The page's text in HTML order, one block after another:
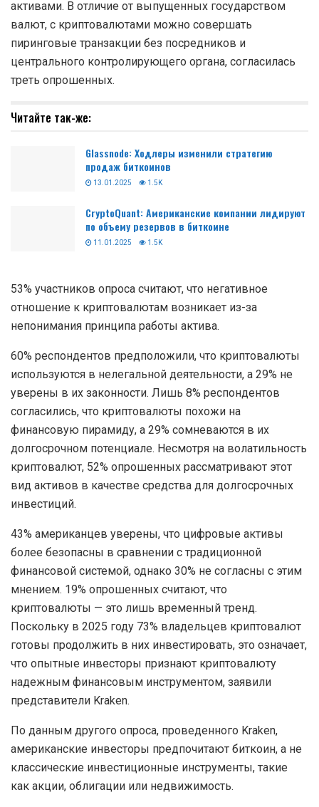
активами. В отличие от выпущенных государством
валют, с криптовалютами можно совершать
пиринговые транзакции без посредников и
центрального контролирующего органа, согласилась
треть опрошенных.
Читайте так-же:
Glassnode: Ходлеры изменили стратегию
продаж биткоинов
13.01.2025 1.5K
CryptoQuant: Американские компании лидируют
по объему резервов в биткоине
11.01.2025 1.5K
53% участников опроса считают, что негативное
отношение к криптовалютам возникает из-за
непонимания принципа работы актива.
60% респондентов предположили, что криптовалюты
используются в нелегальной деятельности, а 29% не
уверены в их законности. Лишь 8% респондентов
согласились, что криптовалюты похожи на
финансовую пирамиду, а 29% сомневаются в их
долгосрочном потенциале. Несмотря на волатильность
криптовалют, 52% опрошенных рассматривают этот
вид активов в качестве средства для долгосрочных
инвестиций.
43% американцев уверены, что цифровые активы
более безопасны в сравнении с традиционной
финансовой системой, однако 30% не согласны с этим
мнением. 19% опрошенных считают, что
криптовалюты — это лишь временный тренд.
Поскольку в 2025 году 73% владельцев криптовалют
готовы продолжить в них инвестировать, это означает,
что опытные инвесторы признают криптовалюту
надежным финансовым инструментом, заявили
представители Kraken.
По данным другого опроса, проведенного Kraken,
американские инвесторы предпочитают биткоин, а не
классические инвестиционные инструменты, такие
как акции, облигации или недвижимость.